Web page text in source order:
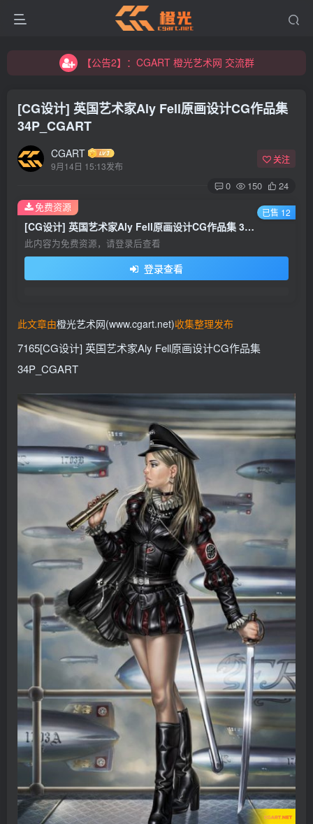
【公告2】：CGART 橙光艺术网 交流群
【公告2】：CGART 橙光艺术网 交流群
[CG设计] 英国艺术家Aly Fell原画设计CG作品集
34P_CGART
CGART
9月14日 15:13发布
关注
0 150 24
[CG设计] 英国艺术家Aly Fell原画设计CG作品集 34P_CGART
此内容为免费资源，请登录后查看
登录查看
免费资源 已售 12
此文章由橙光艺术网(www.cgart.net)收集整理发布
7165[CG设计] 英国艺术家Aly Fell原画设计CG作品集
34P_CGART
登录
没有账号？立即注册
用户名/手机号/邮箱
记住登录 找回密码
社交账号登录
QQ登录